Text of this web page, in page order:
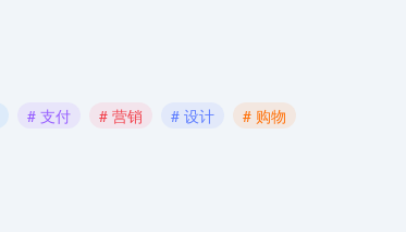
# 支付 # 营销 # 设计 # 购物